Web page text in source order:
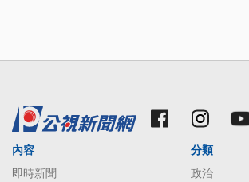
內容
即時新聞
分類
政治